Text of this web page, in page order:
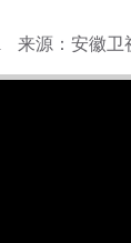
来源：安徽卫